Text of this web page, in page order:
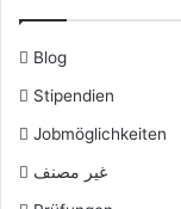
Blog
Stipendien
Jobmöglichkeiten
غير مصنف